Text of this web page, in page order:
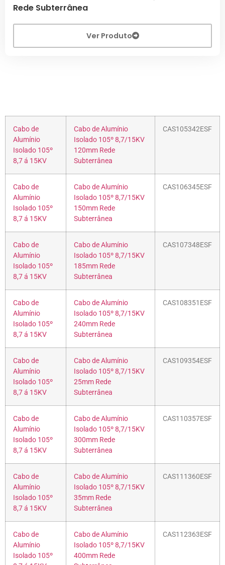
Rede Subterrânea
Ver Produto
Cabo de
Alumínio
Isolado 105º
8,7 á 15KV
Cabo de Alumínio
Isolado 105º 8,7/15KV
120mm Rede
Subterrânea
CAS105342ESF
Cabo de
Alumínio
Isolado 105º
8,7 á 15KV
Cabo de Alumínio
Isolado 105º 8,7/15KV
150mm Rede
Subterrânea
CAS106345ESF
Cabo de
Alumínio
Isolado 105º
8,7 á 15KV
Cabo de Alumínio
Isolado 105º 8,7/15KV
185mm Rede
Subterrânea
CAS107348ESF
Cabo de
Alumínio
Isolado 105º
8,7 á 15KV
Cabo de Alumínio
Isolado 105º 8,7/15KV
240mm Rede
Subterrânea
CAS108351ESF
Cabo de
Alumínio
Isolado 105º
8,7 á 15KV
Cabo de Alumínio
Isolado 105º 8,7/15KV
25mm Rede
Subterrânea
CAS109354ESF
Cabo de
Alumínio
Isolado 105º
8,7 á 15KV
Cabo de Alumínio
Isolado 105º 8,7/15KV
300mm Rede
Subterrânea
CAS110357ESF
Cabo de
Alumínio
Isolado 105º
8,7 á 15KV
Cabo de Alumínio
Isolado 105º 8,7/15KV
35mm Rede
Subterrânea
CAS111360ESF
Cabo de
Alumínio
Isolado 105º
Cabo de Alumínio
Isolado 105º 8,7/15KV
400mm Rede
CAS112363ESF